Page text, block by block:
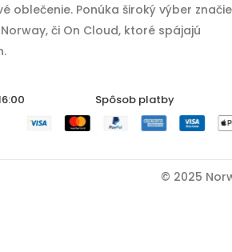
Ponúka široký výber
či On Cloud, ktoré spájajú
Spôsob platby
© 2025